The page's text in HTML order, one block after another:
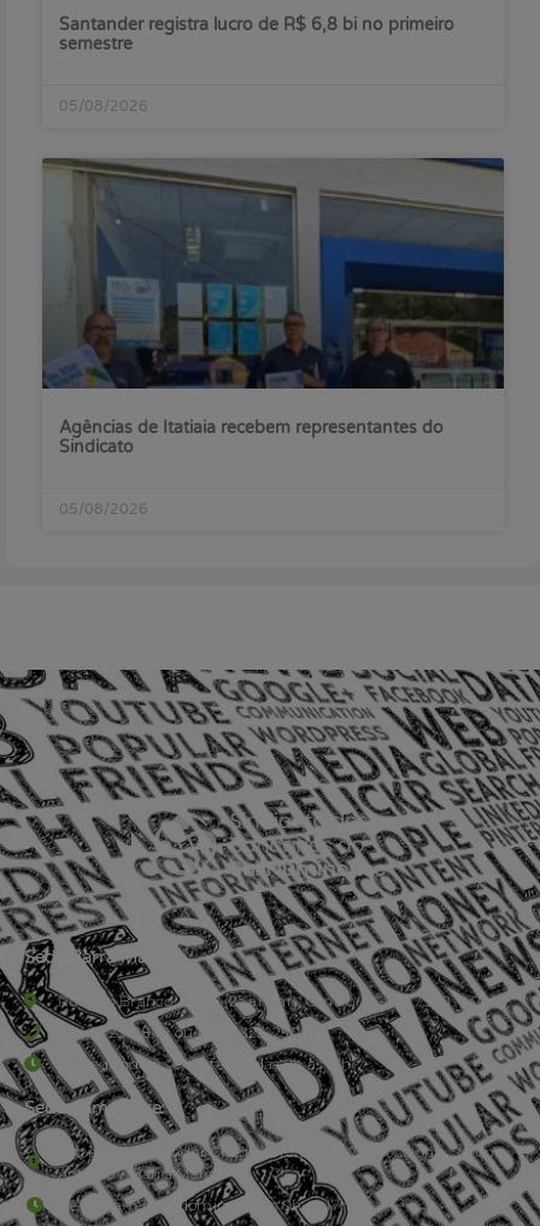
Santander registra lucro de R$ 6,8 bi no primeiro
semestre
05/08/2026
Agências de Itatiaia recebem representantes do
Sindicato
05/08/2026
Sede Barra Mansa
Rua Rio Branco, nº107 (2º andar), Centro - Cep: 27.330-030
(24) 3323-2848 ou (24) 3323-2500
De segunda à sexta-feira , das 9h às 17h.
Sede Campestre:
Estrada Governador Chagas Freitas – 3.780 – Colônia Santo
Antônio – Barra Mansa
De terça-feira a domingo, das 9h às 17h